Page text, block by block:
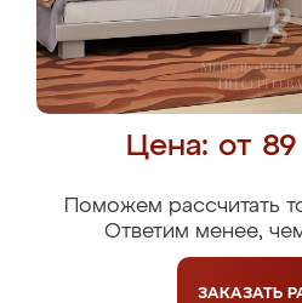
Цена: от
Поможем рассчитать
Ответим менее,
ЗАКАЗАТЬ